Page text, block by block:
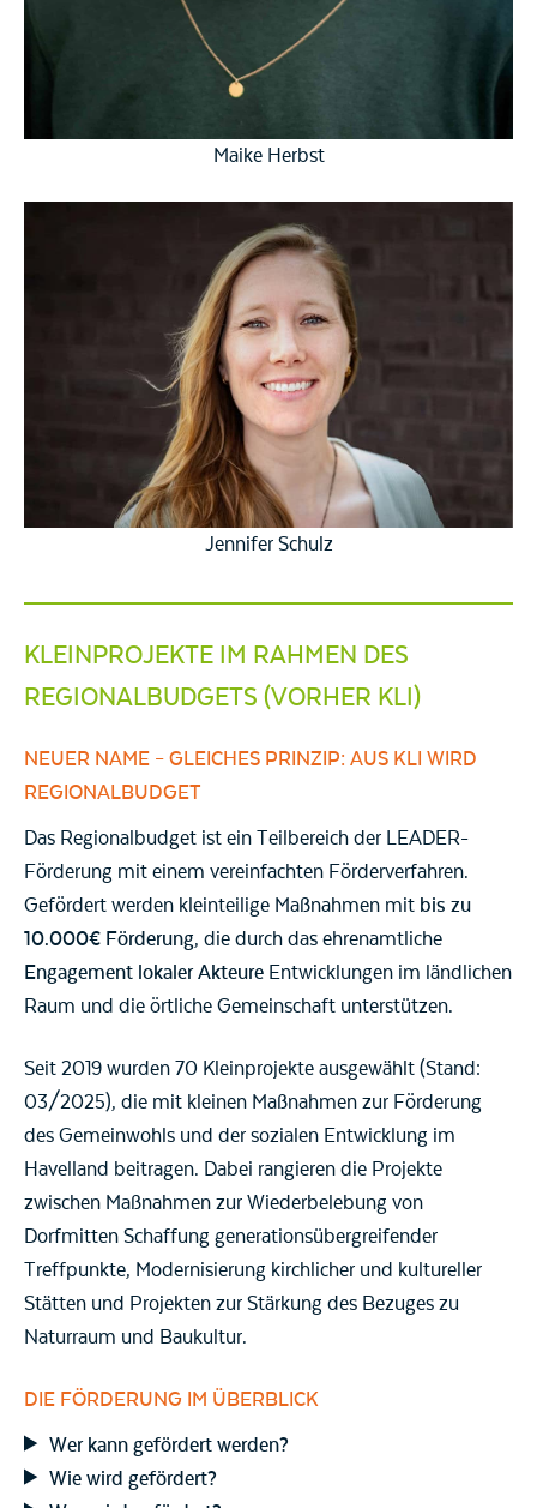
Maike Herbst
Jennifer Schulz
KLEINPROJEKTE IM RAHMEN DES
REGIONALBUDGETS (VORHER KLI)
NEUER NAME – GLEICHES PRINZIP: AUS KLI WIRD
REGIONALBUDGET
Das Regionalbudget ist ein Teilbereich der LEADER-
Förderung mit einem vereinfachten Förderverfahren.
Gefördert werden kleinteilige Maßnahmen mit bis zu
10.000€ Förderung, die durch das ehrenamtliche
Engagement lokaler Akteure Entwicklungen im ländlichen
Raum und die örtliche Gemeinschaft unterstützen.
Seit 2019 wurden 70 Kleinprojekte ausgewählt (Stand:
03/2025), die mit kleinen Maßnahmen zur Förderung
des Gemeinwohls und der sozialen Entwicklung im
Havelland beitragen. Dabei rangieren die Projekte
zwischen Maßnahmen zur Wiederbelebung von
Dorfmitten Schaffung generationsübergreifender
Treffpunkte, Modernisierung kirchlicher und kultureller
Stätten und Projekten zur Stärkung des Bezuges zu
Naturraum und Baukultur.
DIE FÖRDERUNG IM ÜBERBLICK
Wer kann gefördert werden?
Wie wird gefördert?